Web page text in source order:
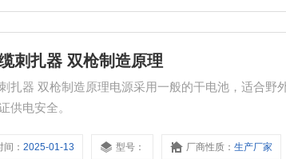
刺扎器 双枪制造原理
扎器 双枪制造原理电源采用一般的干电池，适合野
供电安全。
间：2025-01-13 型号： 厂商性质：生产厂家